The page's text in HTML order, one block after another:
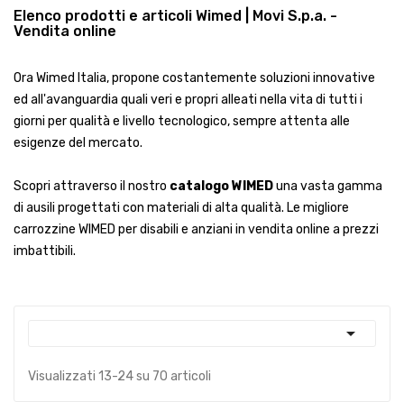
Elenco prodotti e articoli Wimed | Movi S.p.a. -
Vendita online
Ora Wimed Italia, propone costantemente soluzioni innovative
ed all'avanguardia quali veri e propri alleati nella vita di tutti i
giorni per qualità e livello tecnologico, sempre attenta alle
esigenze del mercato.
Scopri attraverso il nostro catalogo WIMEDuna vasta gamma
di ausili progettati con materiali di alta qualità. Le migliore
carrozzine WIMED per disabili e anziani in vendita online a prezzi
imbattibili.

Visualizzati 13-24 su 70 articoli